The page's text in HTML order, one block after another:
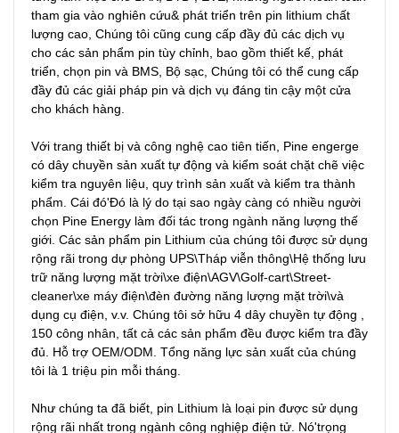
tham gia vào nghiên cứu& phát triển trên pin lithium chất
lượng cao, Chúng tôi cũng cung cấp đầy đủ các dịch vụ
cho các sản phẩm pin tùy chỉnh, bao gồm thiết kế, phát
triển, chọn pin và BMS, Bộ sạc, Chúng tôi có thể cung cấp
đầy đủ các giải pháp pin và dịch vụ đáng tin cậy một cửa
cho khách hàng.
Với trang thiết bị và công nghệ cao tiên tiến, Pine engerge
có dây chuyền sản xuất tự động và kiểm soát chặt chẽ việc
kiểm tra nguyên liệu, quy trình sản xuất và kiểm tra thành
phẩm. Cái đó'Đó là lý do tại sao ngày càng có nhiều người
chọn Pine Energy làm đối tác trong ngành năng lượng thế
giới. Các sản phẩm pin Lithium của chúng tôi được sử dụng
rộng rãi trong dự phòng UPS\Tháp viễn thông\Hệ thống lưu
trữ năng lượng mặt trời\xe điện\AGV\Golf-cart\Street-
cleaner\xe máy điện\đèn đường năng lượng mặt trời\và
dụng cụ điện, v.v. Chúng tôi sở hữu 4 dây chuyền tự động ,
150 công nhân, tất cả các sản phẩm đều được kiểm tra đầy
đủ. Hỗ trợ OEM/ODM. Tổng năng lực sản xuất của chúng
tôi là 1 triệu pin mỗi tháng.
Như chúng ta đã biết, pin Lithium là loại pin được sử dụng
rộng rãi nhất trong ngành công nghiệp điện tử. Nó'trọng